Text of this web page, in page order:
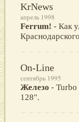
KrNews
апрель 1998
Ferrum! - Как
On-Line
сентябрь 1995
Железо - Turbo
128".